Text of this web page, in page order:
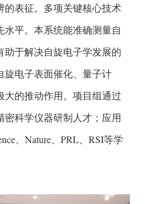
的表征。多项关键核心技术
平。本系统能准确测量自
于解决自旋电子学发展的
旋电子表面催化、量子计
的推动作用。项目组通过
科学仪器研制人才；应用
、Nature、PRL、RSI等学